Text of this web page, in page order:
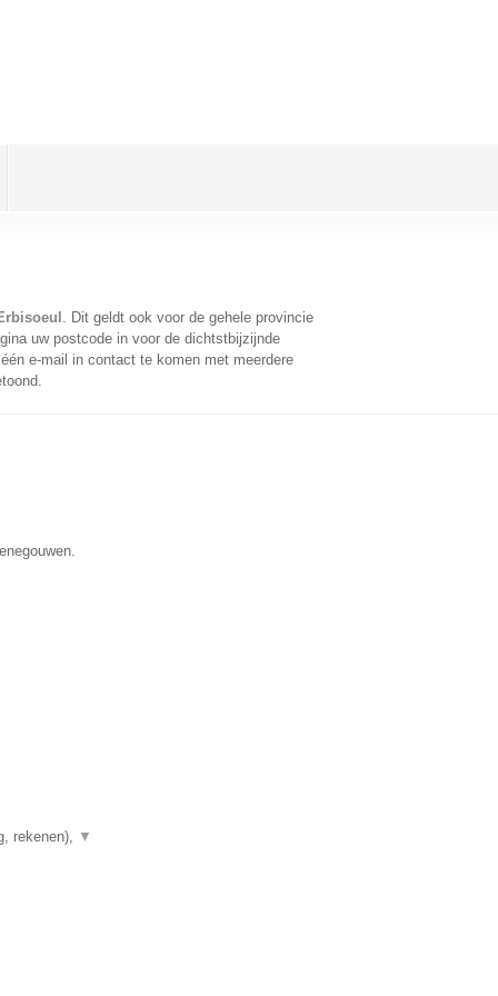
. Dit geldt ook voor de gehele provincie
uw postcode in voor de dichtstbijzijnde
e-mail in contact te komen met meerdere
rekenen), ▼